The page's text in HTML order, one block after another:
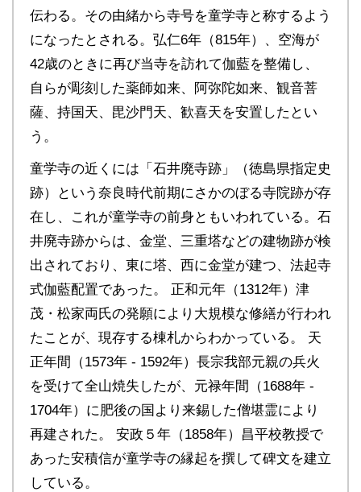
伝わる。その由緒から寺号を童学寺と称するよう
になったとされる。弘仁6年（815年）、空海が
42歳のときに再び当寺を訪れて伽藍を整備し、
自らが彫刻した薬師如来、阿弥陀如来、観音菩
薩、持国天、毘沙門天、歓喜天を安置したとい
う。
童学寺の近くには「石井廃寺跡」（徳島県指定史
跡）という奈良時代前期にさかのぼる寺院跡が存
在し、これが童学寺の前身ともいわれている。石
井廃寺跡からは、金堂、三重塔などの建物跡が検
出されており、東に塔、西に金堂が建つ、法起寺
式伽藍配置であった。 正和元年（1312年）津
茂・松家両氏の発願により大規模な修繕が行われ
たことが、現存する棟札からわかっている。 天
正年間（1573年 - 1592年）長宗我部元親の兵火
を受けて全山焼失したが、元禄年間（1688年 -
1704年）に肥後の国より来錫した僧堪霊により
再建された。 安政５年（1858年）昌平校教授で
あった安積信が童学寺の縁起を撰して碑文を建立
している。